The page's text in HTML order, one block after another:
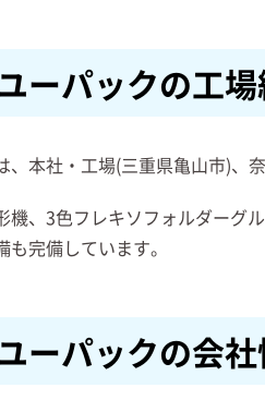
ーパックの工
、本社・工場(三重県亀山市)、
機、3色フレキソフォルダーグ
完備しています。
ーパックの会